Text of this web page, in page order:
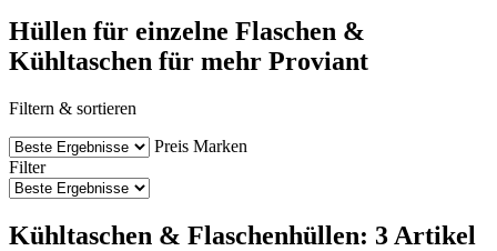
Hüllen für einzelne Flaschen &
Kühltaschen für mehr Proviant
Filtern & sortieren
Preis Marken
Filter
Kühltaschen & Flaschenhüllen: 3 Artikel